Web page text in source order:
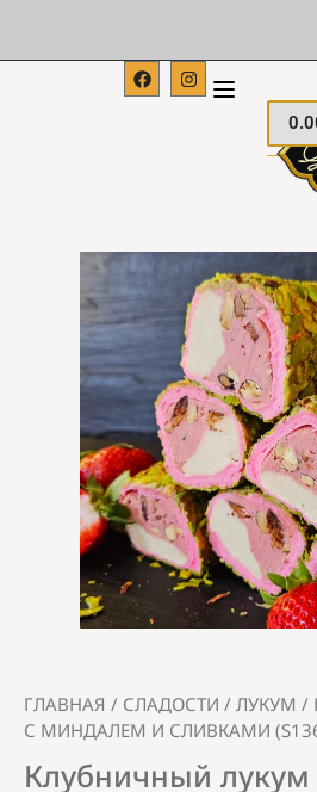
ГЛАВНАЯ / СЛАДОСТИ / ЛУКУМ /
С МИНДАЛЕМ И СЛИВКАМИ
Клубничный